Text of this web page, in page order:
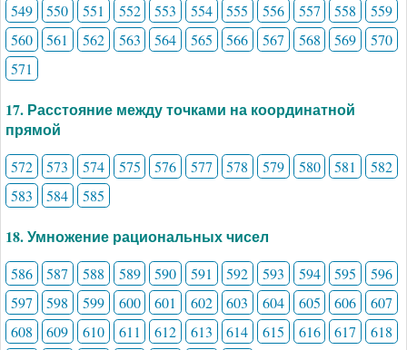
549
550 551 552 553 554 555 556 557 558
559
560
561 562 563 564 565 566 567 568 569
570
571
17. Расстояние между точками на координатной
прямой
572 573 574 575 576 577 578 579 580 581
582
583
584 585
18. Умножение рациональных чисел
586 587 588 589 590 591 592 593 594 595
596
597
598 599 600 601 602 603 604 605 606
607
608
609 610 611 612 613 614 615 616 617
618